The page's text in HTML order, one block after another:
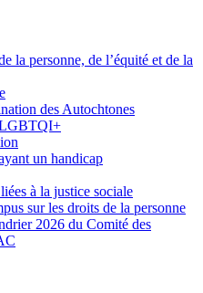
la personne, de l’équité et de la
des Autochtones
un handicap
à la justice sociale
sur les droits de la personne
2026 du Comité des